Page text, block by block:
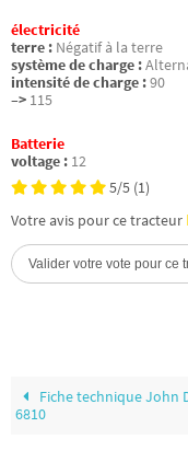
électricité
terre : Négatif à la terre
système de charge :
intensité de charge :90
–> 115
Batterie
voltage : 12
5/5 (1)
Votre avis pour ce tracteur
Fiche technique John
6810